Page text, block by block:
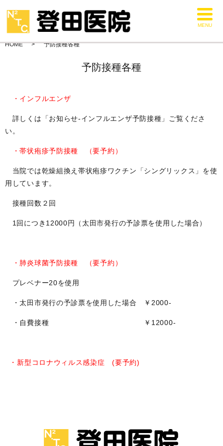
MENU
HOME 予防接種各種
予防接種各種
・ インフルエンザ
詳しくは「お知らせ-インフルエンザ予防接種」ご覧くださ
い。
・帯状疱疹予防接種 （要予約）
当院では乾燥組換え帯状疱疹ワクチン「シングリックス」を使
用しています。
接種回数２回
1回につき12000円（太田市発行の予診票を使用した場合）
・ 肺炎球菌予防接種 （要予約）
プレベナー20を使用
・太田市発行の予診票を使用した場合 ￥2000-
・自費接種 ￥12000-
・ 新型コロナウィルス感染症 (要予約)